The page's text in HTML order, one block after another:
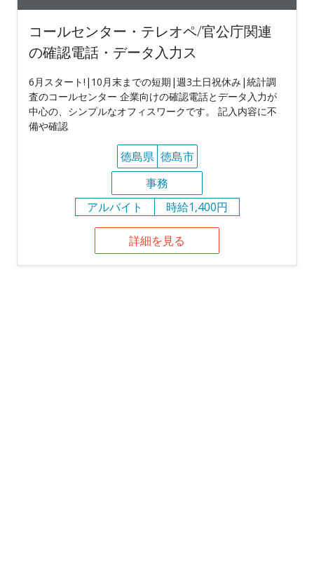
コールセンター・テレオペ/官公庁関連
の確認電話・データ入力ス
6月スタート!|10月末までの短期|週3土日祝休み|統計調
査のコールセンター 企業向けの確認電話とデータ入力が
中心の、シンプルなオフィスワークです。 記入内容に不
備や確認
徳島県 徳島市
事務
アルバイト
時給1,400円
詳細を見る